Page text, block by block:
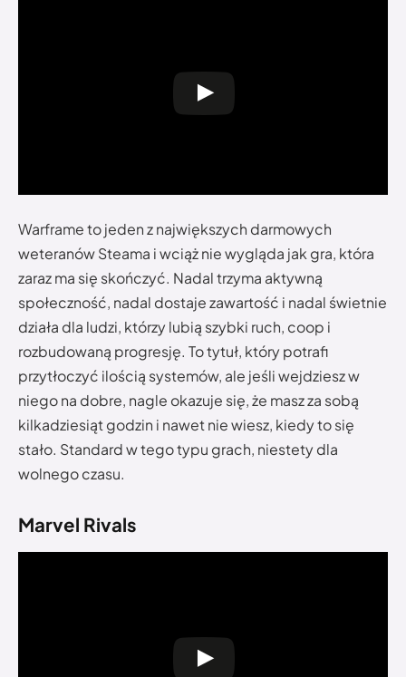
Warframe to jeden z największych darmowych
weteranów Steama i wciąż nie wygląda jak gra, która
zaraz ma się skończyć. Nadal trzyma aktywną
społeczność, nadal dostaje zawartość i nadal świetnie
działa dla ludzi, którzy lubią szybki ruch, coop i
rozbudowaną progresję. To tytuł, który potrafi
przytłoczyć ilością systemów, ale jeśli wejdziesz w
niego na dobre, nagle okazuje się, że masz za sobą
kilkadziesiąt godzin i nawet nie wiesz, kiedy to się
stało. Standard w tego typu grach, niestety dla
wolnego czasu.
Marvel Rivals